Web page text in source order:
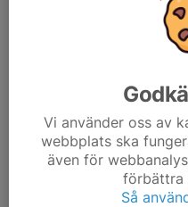
Vi använder oss av
webbplats ska
även för
förbättra
Så